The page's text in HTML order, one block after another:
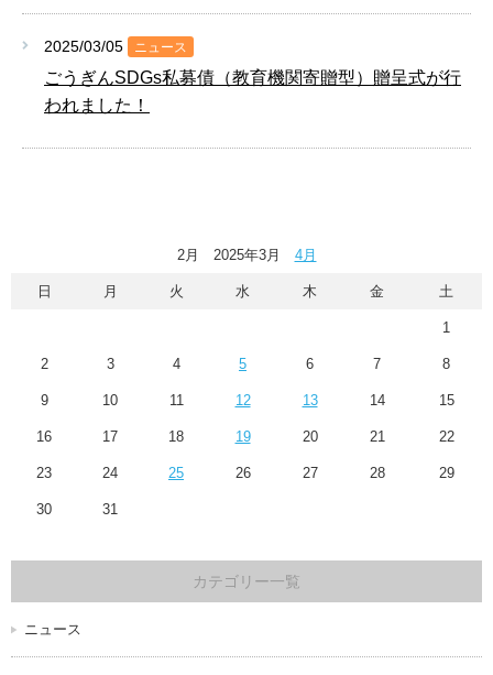
2025/03/05 ニュース
ごうぎんSDGs私募債（教育機関寄贈型）贈呈式が行
われました！
2月 2025年3月 4月
日 月 火 水 木 金 土
1
2 3 4 5 6 7 8
9 10 11 12 13 14 15
16 17 18 19 20 21 22
23 24 25 26 27 28 29
30 31
カテゴリー一覧
ニュース